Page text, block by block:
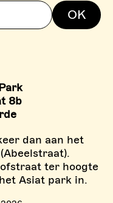
8b
dan aan het
ter hoogte
Asiat park in.
OK